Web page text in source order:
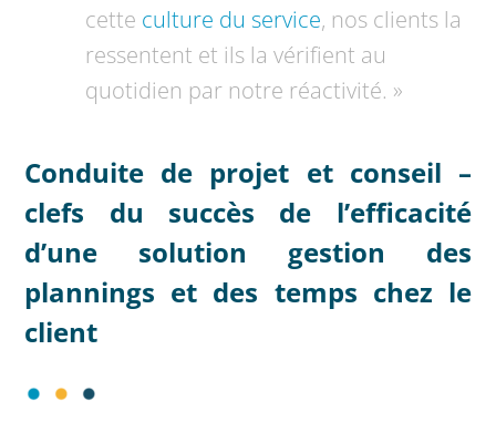
cette culture du service, nos clients la
ressentent et ils la vérifient au
quotidien par notre réactivité. »
Conduite de projet et conseil –
clefs du succès de l’efficacité
d’une solution gestion des
plannings et des temps chez le
client